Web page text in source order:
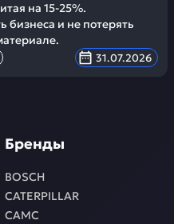
на 15-25%.
бизнеса и не потерять
31.07.2026
Бренды
BOSCH
CATERPILLAR
CAMC